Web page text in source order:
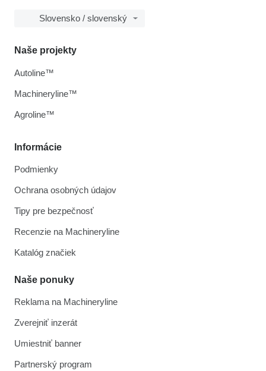
Slovensko / slovenský
Informácie
Podmienky
Ochrana osobných údajov
Tipy pre bezpečnosť
Recenzie na Machineryline
Katalóg značiek
Naše ponuky
Reklama na Machineryline
Zverejniť inzerát
Umiestniť banner
Partnerský program
Naše projekty
Autoline™
Machineryline™
Agroline™